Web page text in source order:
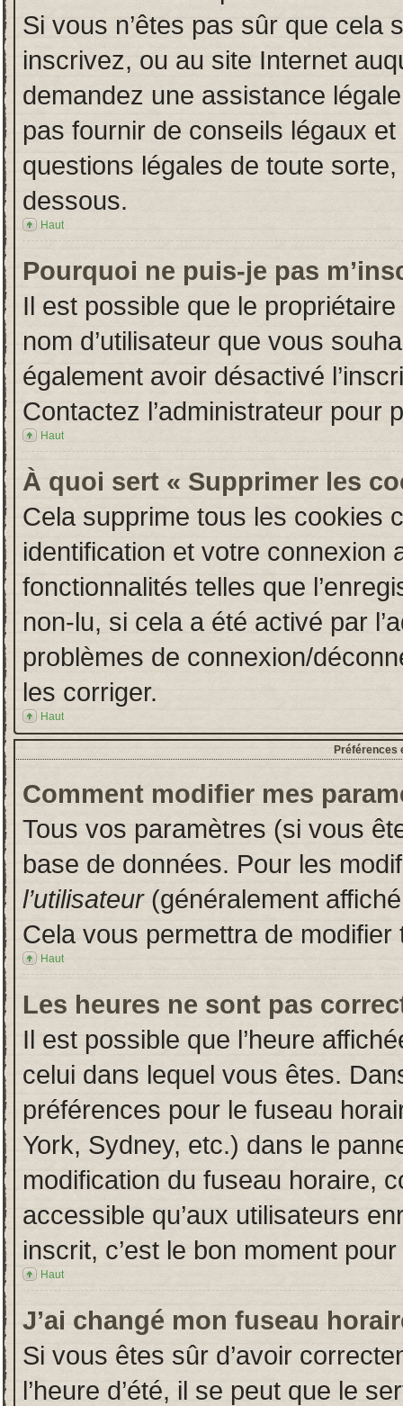
Si vous n’êtes pas sûr que cela
inscrivez, ou au site Internet
demandez une assistance
pas fournir de conseils légaux
questions légales de toute
dessous.
Haut
Pourquoi ne puis-je pas
Il est possible que le
nom d’utilisateur que vous
également avoir désactivé
Contactez l’administrateur pour
Haut
À quoi sert « Supprimer les
Cela supprime tous les cookies
identification et votre connexion
fonctionnalités telles que
non-lu, si cela a été activé par
problèmes de connexion/
les corriger.
Haut
Préférences
Comment modifier mes
Tous vos paramètres (si vous
base de données. Pour les
l’utilisateur(généralement
Cela vous permettra de
Haut
Les heures ne sont pas
Il est possible que l’heure
celui dans lequel vous êtes.
préférences pour le fuseau
York, Sydney, etc.) dans le
modification du fuseau horaire,
accessible qu’aux utilisateurs
inscrit, c’est le bon moment
Haut
J’ai changé mon fuseau
Si vous êtes sûr d’avoir
l’heure d’été, il se peut que le